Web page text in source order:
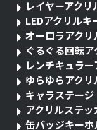
レイヤーアク
LEDアクリルキ
オーロラアク
ぐるぐる回転
レンチキュラー
ゆらゆらアクリ
キャラステージ
アクリルステッ
缶バッジキーホ